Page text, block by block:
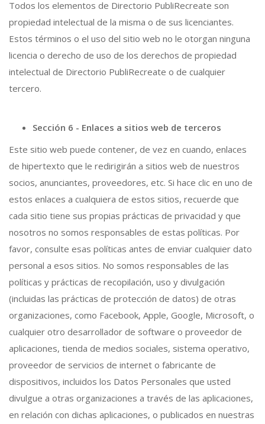
Todos los elementos de Directorio PubliRecreate son
propiedad intelectual de la misma o de sus licenciantes.
Estos términos o el uso del sitio web no le otorgan ninguna
licencia o derecho de uso de los derechos de propiedad
intelectual de Directorio PubliRecreate o de cualquier
tercero.
Sección 6 - Enlaces a sitios web de terceros
Este sitio web puede contener, de vez en cuando, enlaces
de hipertexto que le redirigirán a sitios web de nuestros
socios, anunciantes, proveedores, etc. Si hace clic en uno de
estos enlaces a cualquiera de estos sitios, recuerde que
cada sitio tiene sus propias prácticas de privacidad y que
nosotros no somos responsables de estas políticas. Por
favor, consulte esas políticas antes de enviar cualquier dato
personal a esos sitios. No somos responsables de las
políticas y prácticas de recopilación, uso y divulgación
(incluidas las prácticas de protección de datos) de otras
organizaciones, como Facebook, Apple, Google, Microsoft, o
cualquier otro desarrollador de software o proveedor de
aplicaciones, tienda de medios sociales, sistema operativo,
proveedor de servicios de internet o fabricante de
dispositivos, incluidos los Datos Personales que usted
divulgue a otras organizaciones a través de las aplicaciones,
en relación con dichas aplicaciones, o publicados en nuestras